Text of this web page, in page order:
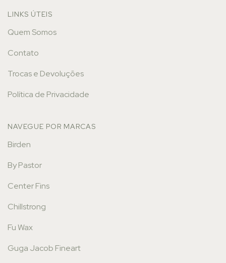
LINKS ÚTEIS
Quem Somos
Contato
Trocas e Devoluções
Política de Privacidade
NAVEGUE POR MARCAS
Birden
By Pastor
Center Fins
Chillstrong
Fu Wax
Guga Jacob Fineart